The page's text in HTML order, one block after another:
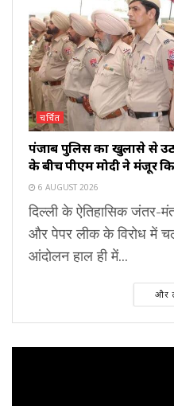
चर्चित
पंजाब पुलिस का खुलासे से उठा
के बीच पीएम मोदी ने मंजूर
6 AUGUST 2026
दिल्ली के ऐतिहासिक जंतर-
और पेपर लीक के विरोध में
आंदोलन हाल ही में...
और